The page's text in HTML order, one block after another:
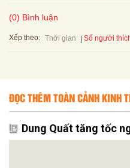
(0) Bình luận
Xếp theo: Thời gian Số người
ĐỌC THÊM TOÀN CẢNH KINH
Dung Quất tăng tốc